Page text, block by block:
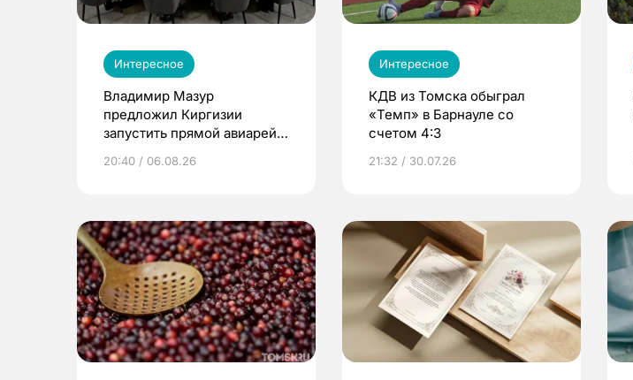
Интересное
Владимир Мазур
предложил Киргизии
запустить прямой авиарейс
20:40 / 06.08.26
Интересное
КДВ из Томска обыграл
«Темп» в Барнауле со
счетом 4:3
21:32 / 30.07.26